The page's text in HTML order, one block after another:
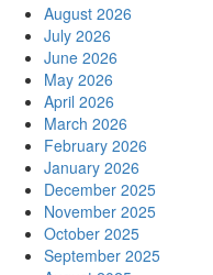
August 2026
July 2026
June 2026
May 2026
April 2026
March 2026
February 2026
January 2026
December 2025
November 2025
October 2025
September 2025